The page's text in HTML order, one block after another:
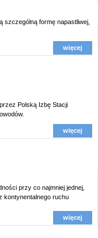
szczególną formę napastliwej,
więcej
Polską Izbę Stacji
więcej
przy co najmniej jednej,
kontynentalnego ruchu
więcej